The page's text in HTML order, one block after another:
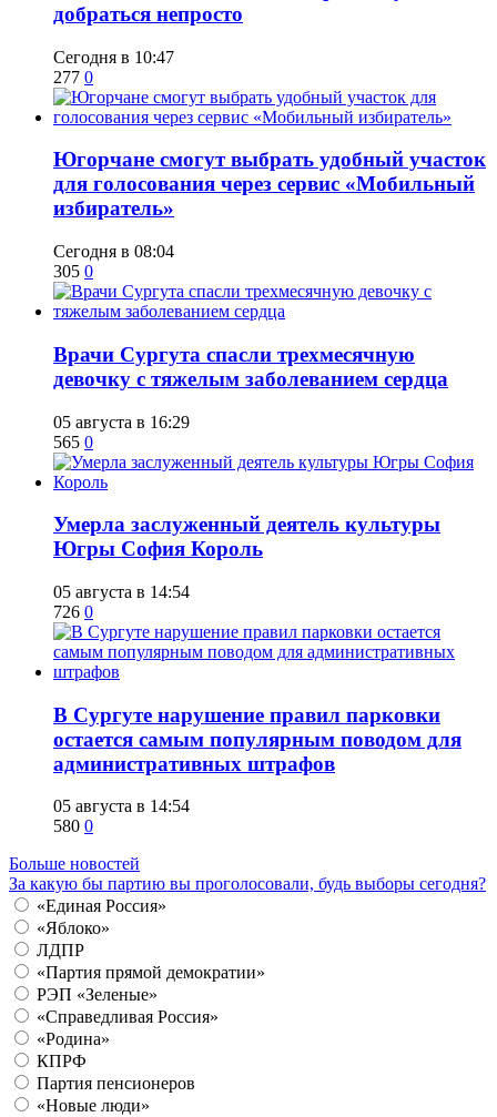
добраться непросто
Сегодня в 10:47
277 0
Югорчане смогут выбрать удобный участок
для голосования через сервис «Мобильный
избиратель»
Сегодня в 08:04
305 0
​Врачи Сургута спасли трехмесячную
девочку с тяжелым заболеванием сердца
05 августа в 16:29
565 0
​Умерла заслуженный деятель культуры
Югры София Король
05 августа в 14:54
726 0
В Сургуте нарушение правил парковки
остается самым популярным поводом для
административных штрафов
05 августа в 14:54
580 0
Больше новостей
За какую бы партию вы проголосовали, будь выборы сегодня?
«Единая Россия»
«Яблоко»
ЛДПР
«Партия прямой демократии»
РЭП «Зеленые»
«Справедливая Россия»
«Родина»
КПРФ
Партия пенсионеров
«Новые люди»